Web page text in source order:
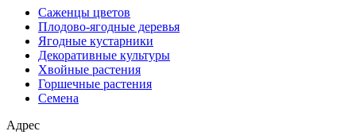
Саженцы цветов
Плодово-ягодные деревья
Ягодные кустарники
Декоративные культуры
Хвойные растения
Горшечные растения
Семена
Адрес